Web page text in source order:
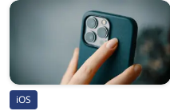
iOS